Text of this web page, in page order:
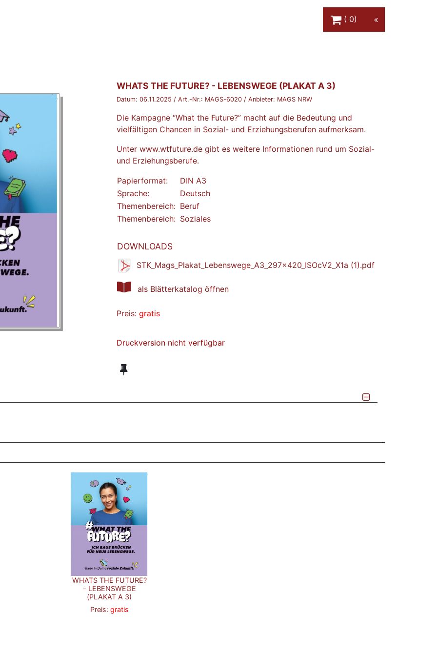
0
BROSCHÜRE:
WHATS THE FUTURE? - LEBENSWEGE (PLAKAT A 3)
Datum: 06.11.2025 / Art.-Nr.: MAGS-6020 / Anbieter: MAGS NRW
Die Kampagne “What the Future?” macht auf die Bedeutung und
vielfältigen Chancen in Sozial- und Erziehungsberufen aufmerksam.
Unter www.wtfuture.de gibt es weitere Informationen rund um Sozial-
und Erziehungsberufe.
Papierformat:
DIN A3
Sprache:
Deutsch
Themenbereich: Beruf
Themenbereich: Soziales
DOWNLOADS
STK_Mags_Plakat_Lebenswege_A3_297x420_ISOcV2_X1a (1).pdf
als Blätterkatalog öffnen
Preis: gratis
Druckversion nicht verfügbar
ANGESEHENE BROSCHÜREN
WHATS THE FUTURE?
- LEBENSWEGE
(PLAKAT A 3)
Preis: gratis